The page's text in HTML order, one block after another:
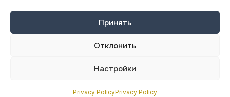
Принять
Отклонить
Настройки
Privacy PolicyPrivacy Policy
Оплата онлайн